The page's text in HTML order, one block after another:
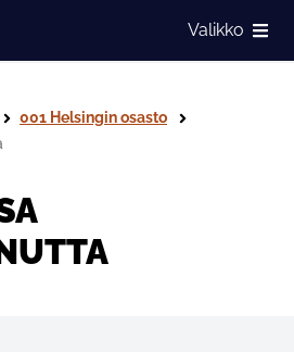
Näytä
Valikko
001 Helsingin osasto